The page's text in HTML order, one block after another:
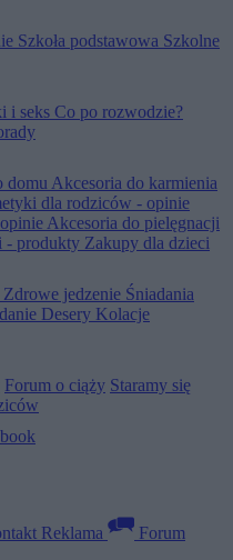
Szkoła podstawowa Szkolne
i seks Co po rozwodzie?
domu Akcesoria do karmienia
dla rodziców - opinie
Akcesoria do pielęgnacji
- produkty Zakupy dla dzieci
Zdrowe jedzenie Śniadania
Desery Kolacje
Forum o ciąży Staramy się
Reklama
Forum